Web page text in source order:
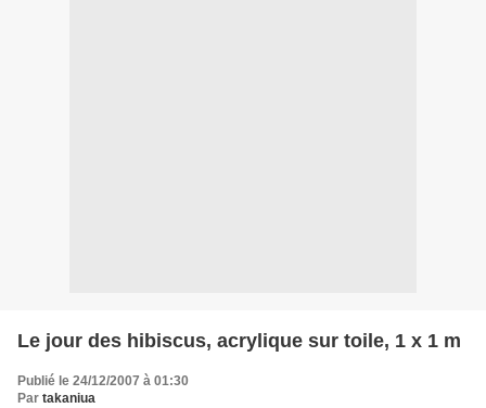
Le jour des hibiscus, acrylique sur toile, 1 x 1 m
Publié le 24/12/2007 à 01:30
Par takaniua